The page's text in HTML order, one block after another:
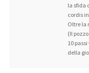
la sfida
cordis
Oltre la
(Il
10
della